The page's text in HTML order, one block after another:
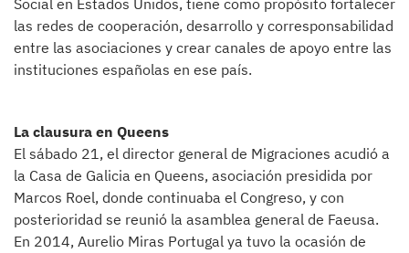
Social en Estados Unidos, tiene como propósito fortalecer
las redes de cooperación, desarrollo y corresponsabilidad
entre las asociaciones y crear canales de apoyo entre las
instituciones españolas en ese país.
La clausura en Queens
El sábado 21, el director general de Migraciones acudió a
la Casa de Galicia en Queens, asociación presidida por
Marcos Roel, donde continuaba el Congreso, y con
posterioridad se reunió la asamblea general de Faeusa.
En 2014, Aurelio Miras Portugal ya tuvo la ocasión de